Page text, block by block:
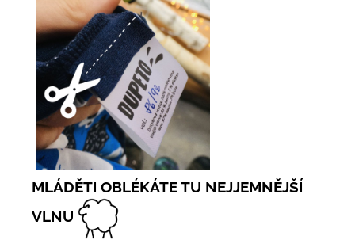
MLÁDĚTI OBLÉKÁTE TU NEJJEMNĚJŠÍ
VLNU